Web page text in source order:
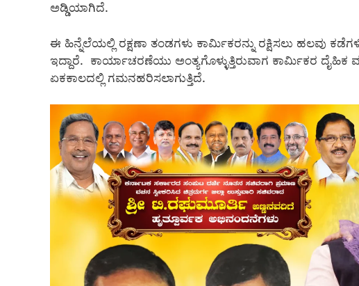
ಅಡ್ಡಿಯಾಗಿದೆ.
ಈ ಹಿನ್ನೆಲೆಯಲ್ಲಿ ರಕ್ಷಣಾ ತಂಡಗಳು ಕಾರ್ಮಿಕರನ್ನು ರಕ್ಷಿಸಲು ಹಲವು
ಇದ್ದಾರೆ. ಕಾರ್ಯಾಚರಣೆಯು ಅಂತ್ಯಗೊಳ್ಳುತ್ತಿರುವಾಗ ಕಾರ್ಮಿಕರ
ಏಕಕಾಲದಲ್ಲಿ ಗಮನಹರಿಸಲಾಗುತ್ತಿದೆ.